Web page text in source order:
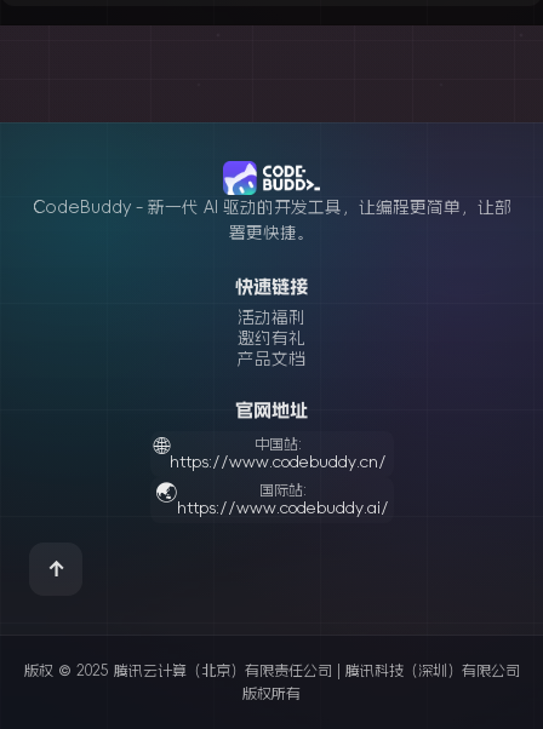
CodeBuddy - 新一代 AI 驱动的开发工具，让编程更简单，让部
署更快捷。
快速链接
活动福利
邀约有礼
产品文档
官网地址
🌐 中国站:
https://www.codebuddy.cn/
🌏 国际站:
https://www.codebuddy.ai/
↑
版权 © 2025 腾讯云计算（北京）有限责任公司 | 腾讯科技（深圳）有限公司
版权所有